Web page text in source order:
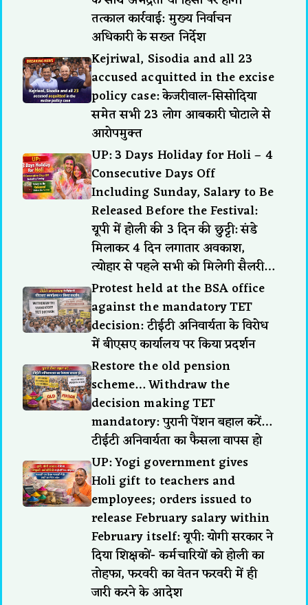
तत्काल कार्रवाई: मुख्य निर्वाचन
अधिकारी के सख्त निर्देश
Kejriwal, Sisodia and all 23
accused acquitted in the excise
policy case: केजरीवाल-सिसोदिया
समेत सभी 23 लोग आबकारी घोटाले से
आरोपमुक्त
UP: 3 Days Holiday for Holi – 4
Consecutive Days Off
Including Sunday, Salary to Be
Released Before the Festival:
यूपी में होली की 3 दिन की छुट्टी: संडे
मिलाकर 4 दिन लगातार अवकाश,
त्योहार से पहले सभी को मिलेगी सैलरी…
Protest held at the BSA office
against the mandatory TET
decision: टीईटी अनिवार्यता के विरोध
में बीएसए कार्यालय पर किया प्रदर्शन
Restore the old pension
scheme… Withdraw the
decision making TET
mandatory: पुरानी पेंशन बहाल करें…
टीईटी अनिवार्यता का फैसला वापस हो
UP: Yogi government gives
Holi gift to teachers and
employees; orders issued to
release February salary within
February itself: यूपी: योगी सरकार ने
दिया शिक्षकों- कर्मचारियों को होली का
तोहफा, फरवरी का वेतन फरवरी में ही
जारी करने के आदेश